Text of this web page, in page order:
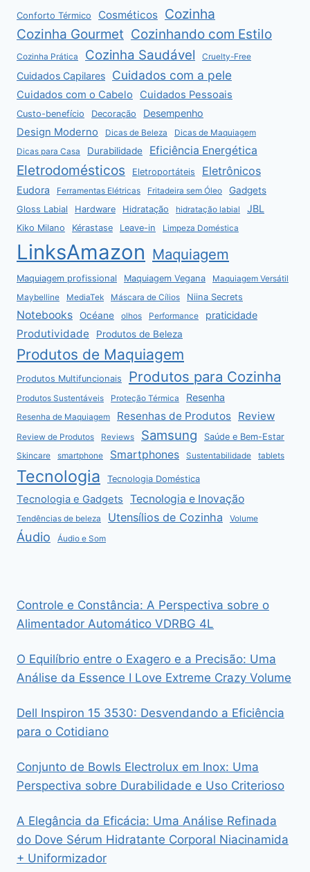
Conforto Térmico Cosméticos Cozinha
Cozinha Gourmet Cozinhando com Estilo
Cozinha Prática Cozinha Saudável Cruelty-Free
Cuidados Capilares Cuidados com a pele
Cuidados com o Cabelo Cuidados Pessoais
Custo-benefício Decoração Desempenho
Design Moderno Dicas de Beleza
Dicas de Maquiagem
Dicas para Casa
Durabilidade Eficiência Energética
Eletrodomésticos Eletroportáteis Eletrônicos
Eudora Ferramentas Elétricas Fritadeira sem Óleo Gadgets
Gloss Labial Hardware Hidratação hidratação labial JBL
Kiko Milano Kérastase Leave-in Limpeza Doméstica
LinksAmazon Maquiagem
Maquiagem profissional Maquiagem Vegana
Maquiagem Versátil
Maybelline
MediaTek Máscara de Cílios Niina Secrets
Notebooks Océane olhos Performance praticidade
Produtividade Produtos de Beleza
Produtos de Maquiagem
Produtos Multifuncionais Produtos para Cozinha
Produtos Sustentáveis Proteção Térmica Resenha
Resenha de Maquiagem Resenhas de Produtos Review
Review de Produtos Reviews Samsung Saúde e Bem-Estar
Skincare smartphone Smartphones Sustentabilidade tablets
Tecnologia Tecnologia Doméstica
Tecnologia e Gadgets Tecnologia e Inovação
Tendências de beleza Utensílios de Cozinha Volume
Áudio Áudio e Som
Controle e Constância: A Perspectiva sobre o
Alimentador Automático VDRBG 4L
O Equilíbrio entre o Exagero e a Precisão: Uma
Análise da Essence I Love Extreme Crazy Volume
Dell Inspiron 15 3530: Desvendando a Eficiência
para o Cotidiano
Conjunto de Bowls Electrolux em Inox: Uma
Perspectiva sobre Durabilidade e Uso Criterioso
A Elegância da Eficácia: Uma Análise Refinada
do Dove Sérum Hidratante Corporal Niacinamida
+ Uniformizador